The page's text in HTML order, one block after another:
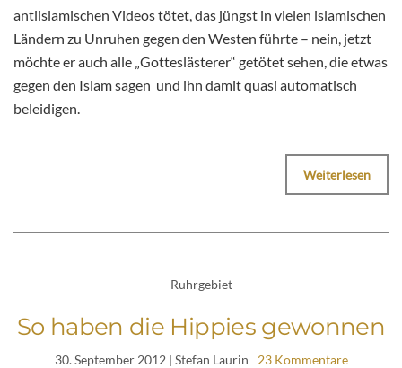
antiislamischen Videos tötet, das jüngst in vielen islamischen
Ländern zu Unruhen gegen den Westen führte – nein, jetzt
möchte er auch alle „Gotteslästerer“ getötet sehen, die etwas
gegen den Islam sagen und ihn damit quasi automatisch
beleidigen.
Weiterlesen
Ruhrgebiet
So haben die Hippies gewonnen
30. September 2012| Stefan Laurin 23 Kommentare